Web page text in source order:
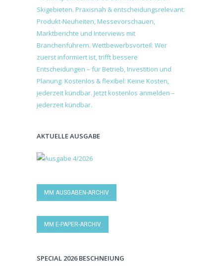
AKTUELLE AUSGABE
MM AUSGABEN-ARCHIV
MM E-PAPER-ARCHIV
SPECIAL 2026 BESCHNEIUNG